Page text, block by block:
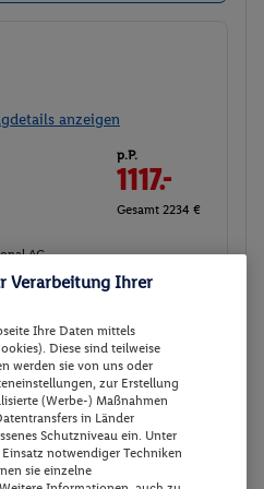
anzeigen
p.P.
1117.-
Gesamt 2234 €
AG
Buchen
Flugdetails anzeigen
Verarbeitung Ihrer
Ihre Daten mittels
Diese sind teilweise
werden sie von uns oder
zur Erstellung
(Werbe-) Maßnahmen
in Länder
Schutzniveau ein. Unter
notwendiger Techniken
sie einzelne